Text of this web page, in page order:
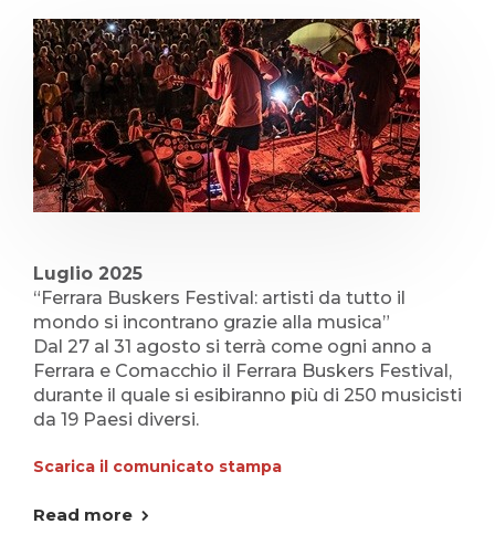
Luglio 2025
“Ferrara Buskers Festival: artisti da tutto il
mondo si incontrano grazie alla musica”
Dal 27 al 31 agosto si terrà come ogni anno a
Ferrara e Comacchio il Ferrara Buskers Festival,
durante il quale si esibiranno più di 250 musicisti
da 19 Paesi diversi.
Scarica il comunicato stampa
Read more